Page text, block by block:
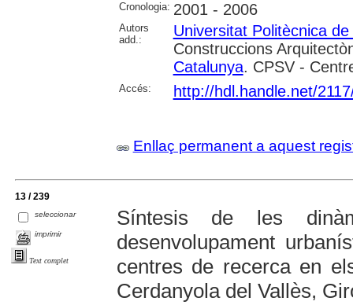
Cronologia: 2001 - 2006
Autors
add.:
Universitat Politècnica
Construccions
Catalunya. CPSV -
Accés: http://hdl.handle.net/
Enllaç permanent a aquest
13 / 239
seleccionar
imprimir
Text complet
Síntesis de les
desenvolupament
centres de recerca en
Cerdanyola del Vallès,